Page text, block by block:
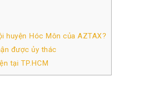
huyện Hóc Môn của AZTAX?
được ủy thác
tại TP.HCM